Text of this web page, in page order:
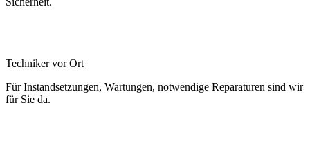
Techniker vor Ort
Für Instandsetzungen, Wartungen, notwendige Reparaturen sind wir
für Sie da.